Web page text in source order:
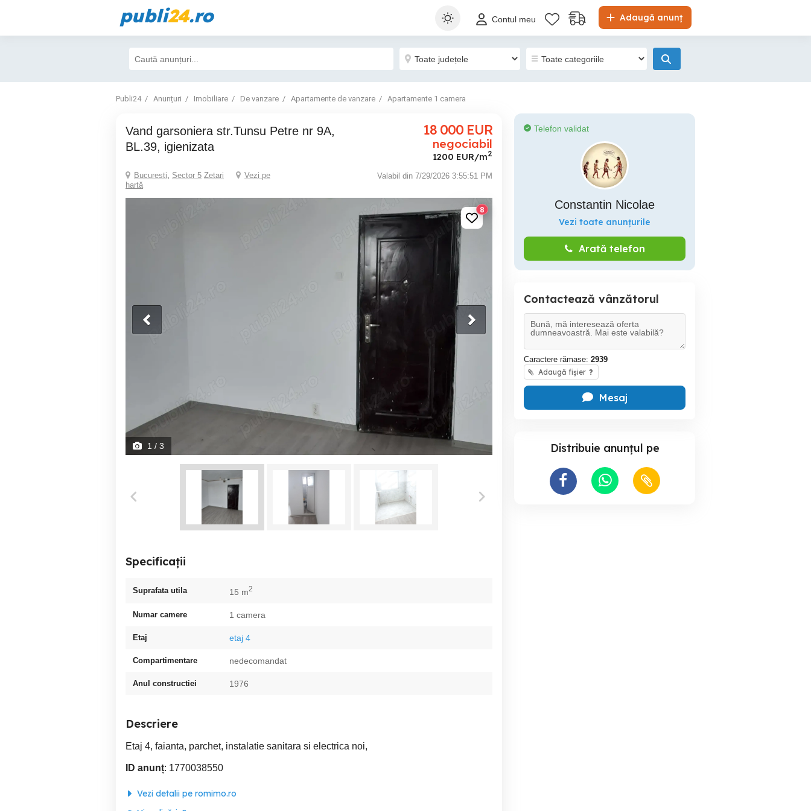
publi24.ro Adaugă anunț
Contul meu
Publi24 Anunțuri Imobiliare De vanzare Apartamente de vanzare Apartamente 1 camera
Vand garsoniera str.Tunsu Petre nr 9A,
BL.39, igienizata
18 000 EUR
negociabil
1200 EUR/m2
Bucuresti, Sector 5 Zetari
Vezi pe
hartă
Valabil din 7/29/2026 3:55:51 PM
8
1 / 3
Specificații
Suprafata utila 15 m2
Numar camere 1 camera
Etaj etaj 4
Compartimentare nedecomandat
Anul constructiei 1976
Descriere
Etaj 4, faianta, parchet, instalatie sanitara si electrica noi,
ID anunț: 1770038550
Vezi detalii pe romimo.ro
Telefon validat
Constantin Nicolae
Vezi toate anunțurile
Arată telefon
Contactează vânzătorul
Caractere rămase: 2939
Adaugă fișier ?
Mesaj
Distribuie anunțul pe